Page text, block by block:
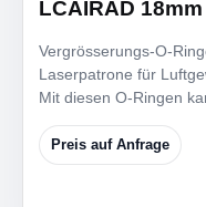
LCAIRAD 18mm
Vergrösserungs-O-
Laserpatrone für
Mit diesen O-Ringen
Preis auf Anfrage